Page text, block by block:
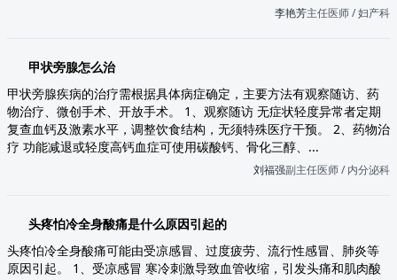
李艳芳主任医师 / 妇产科
甲状旁腺怎么治
甲状旁腺疾病的治疗需根据具体病症确定，主要方法有观察随访、药
物治疗、微创手术、开放手术。 1、观察随访 无症状轻度异常者定期
复查血钙及激素水平，调整饮食结构，无须特殊医疗干预。 2、药物治
疗 功能减退或轻度高钙血症可使用碳酸钙、骨化三醇、...
刘福强副主任医师 / 内分泌科
头疼怕冷全身酸痛是什么原因引起的
头疼怕冷全身酸痛可能由受凉感冒、过度疲劳、流行性感冒、肺炎等
原因引起。 1、受凉感冒 寒冷刺激导致血管收缩，引发头痛和肌肉酸